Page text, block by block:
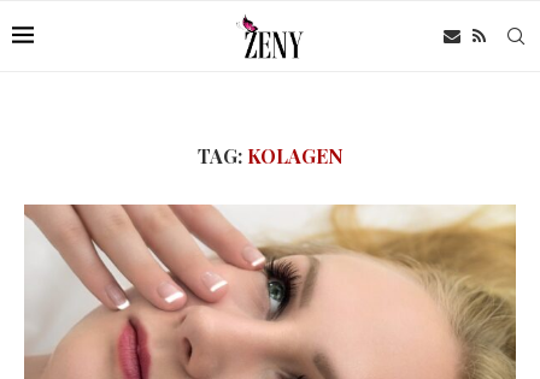
TAG: KOLAGEN